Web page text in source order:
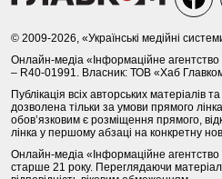
© 2009-2026, «Українські медійні
Онлайн-медіа «Інформаційне
– R40-01991. Власник: ТОВ «Хаб
Публікація всіх авторських матеріалів
дозволена тільки за умови прямого
обов’язковим є розміщення прямого,
лінка у першому абзаці на конкретну
Онлайн-медіа «Інформаційне
старше 21 року. Переглядаючи